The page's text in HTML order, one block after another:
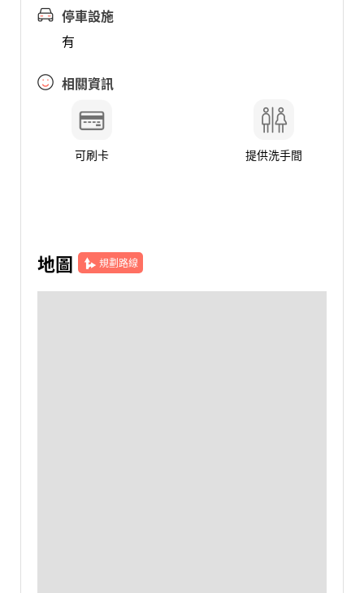
停車設施
有
相關資訊
可刷卡 提供洗手間
地圖 規劃路線